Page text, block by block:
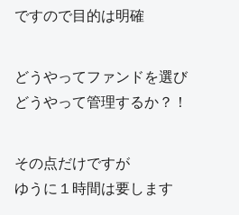
ですので目的は明確
どうやってファンドを選び
どうやって管理するか？！
その点だけですが
ゆうに１時間は要します